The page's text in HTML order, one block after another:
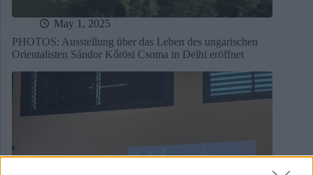
May 1, 2025
PHOTOS: Ausstellung über das Leben des ungarischen
Orientalisten Sándor Kőrösi Csoma in Delhi eröffnet